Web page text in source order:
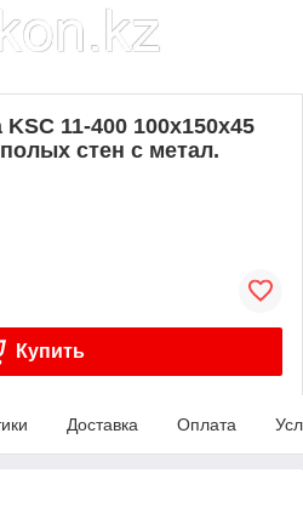
11-400 100х150х45
стен с метал.
Купить
Доставка Оплата